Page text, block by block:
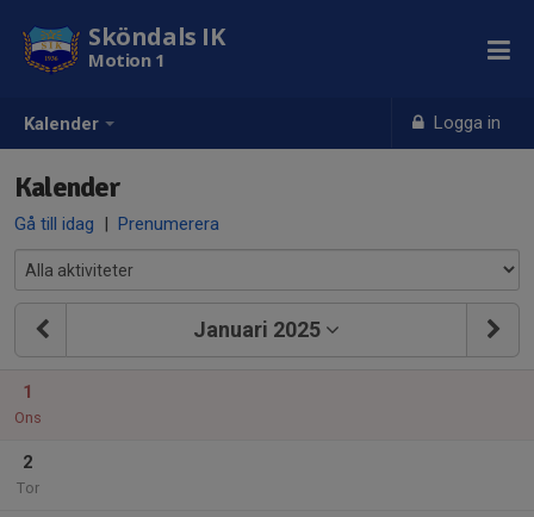
Kalender Logga in
Sköndals IK
Motion 1
Kalender
Gå till idag | Prenumerera
Januari 2025
1
Ons
2
Tor